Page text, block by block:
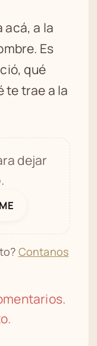
acá, a la
Es
qué
te trae a la
dejar
Contanos